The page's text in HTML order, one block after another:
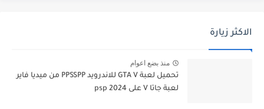
الاكثر زيارة
منذ بضع اعوام
تحميل لعبة GTA V للاندرويد PPSSPP من ميديا فاير
لعبة جاتا V على psp 2024